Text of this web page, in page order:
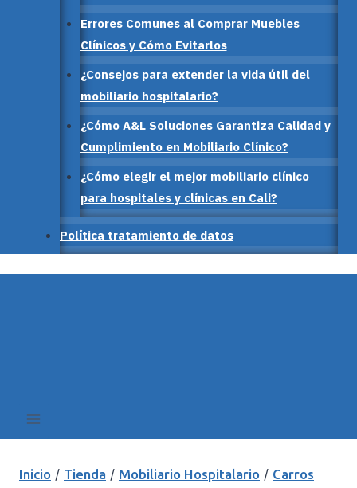
Errores Comunes al Comprar Muebles
Clínicos y Cómo Evitarlos
¿Consejos para extender la vida útil del
mobiliario hospitalario?
¿Cómo A&L Soluciones Garantiza Calidad y
Cumplimiento en Mobiliario Clínico?
¿Cómo elegir el mejor mobiliario clínico
para hospitales y clínicas en Cali?
Política tratamiento de datos
Inicio / Tienda / Mobiliario Hospitalario / Carros